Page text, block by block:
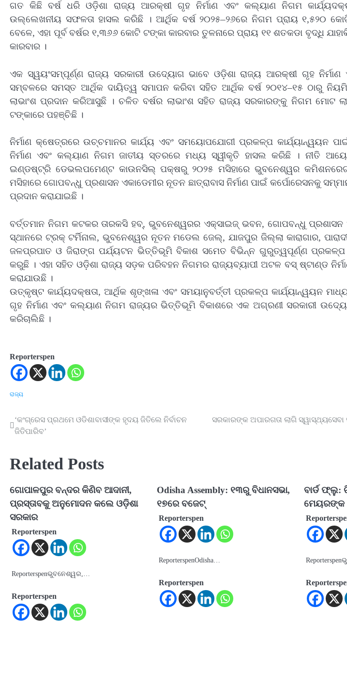
ଗତ କିଛି ବର୍ଷ ଧରି ଓଡ଼ିଶା ରାଜ୍ୟ ଆରକ୍ଷୀ ଗୃହ ନିର୍ମାଣ ଏବଂ କଲ୍ୟାଣ ନିଗମ
ଉଲ୍ଲେଖନୀୟ ସଫଳତା ହାସଲ କରିଛି । ଆର୍ଥିକ ବର୍ଷ ୨୦୨୫–୨୬ରେ ନିଗମ ପ୍ରାୟ ୧,୫୨୦
ବେଳେ, ଏହା ପୂର୍ବ ବର୍ଷର ୧,୩୬୬ କୋଟି ଟଙ୍କା କାରବାର ତୁଳନାରେ ପ୍ରାୟ ୧୧ ଶତକଡା ବୃଦ୍ଧି
କାରବାର ।
ଏକ ସ୍ୱୟଂସମ୍ପୂର୍ଣ୍ଣ ରାଜ୍ୟ ସରକାରୀ ଉଦ୍ୟୋଗ ଭାବେ ଓଡ଼ିଶା ରାଜ୍ୟ ଆରକ୍ଷୀ ଗୃହ
ସମ୍ବଳରେ ସମସ୍ତ ଆର୍ଥିକ ଦାୟିତ୍ୱ ସମାପନ କରିବା ସହିତ ଆର୍ଥିକ ବର୍ଷ ୨୦୧୪–୧୫ ଠାରୁ
ଲାଭାଂଶ ପ୍ରଦାନ କରିଆସୁଛି । ଚଳିତ ବର୍ଷର ଲାଭାଂଶ ସହିତ ରାଜ୍ୟ ସରକାରଙ୍କୁ ନିଗମ ମୋଟ
ଟଙ୍କାରେ ପହଞ୍ଚିଛି ।
ନିର୍ମାଣ କ୍ଷେତ୍ରରେ ଉଚ୍ଚମାନର କାର୍ଯ୍ୟ ଏବଂ ସମୟୋପଯୋଗୀ ପ୍ରକଳ୍ପ କାର୍ଯ୍ୟାନ୍ୱୟନ
ନିର୍ମାଣ ଏବଂ କଲ୍ୟାଣ ନିଗମ ଜାତୀୟ ସ୍ତରରେ ମଧ୍ୟ ସ୍ୱୀକୃତି ହାସଲ କରିଛି । ନୀତି
ଇଣ୍ଡଷ୍ଟ୍ରି ଡେଭଲପମେଣ୍ଟ କାଉନସିଲ୍ ପକ୍ଷରୁ ୨୦୨୫ ମସିହାରେ ଭୁବନେଶ୍ୱର
ମସିହାରେ ଗୋପବନ୍ଧୁ ପ୍ରଶାସନ ଏକାଡେମୀର ନୂତନ ଛାତ୍ରାବାସ ନିର୍ମାଣ ପାଇଁ କର୍ପୋରେସନକୁ
ପ୍ରଦାନ କରାଯାଇଛି ।
ବର୍ତ୍ତମାନ ନିଗମ କଟକର ତାରକସି ହବ୍‌, ଭୁବନେଶ୍ୱରର ଏକ୍ସାଇଜ୍ ଭବନ, ଗୋପବନ୍ଧୁ ପ୍ରଶାସନ
ସ୍ଥାନରେ ଟ୍ରକ୍ ଟର୍ମିନାଲ, ଭୁବନେଶ୍ୱର ନୂତନ ମଡେଲ ଜେଲ୍‌, ଯାଜପୁର ଜିଲ୍ଲା କାରାଗାର,
ଜଳପ୍ରପାତ ଓ ଜିରାଙ୍ଗ ପର୍ଯ୍ୟଟନ ଭିତ୍ତିଭୂମି ବିକାଶ ସମେତ ବିଭିନ୍ନ ଗୁରୁତ୍ୱପୂର୍ଣ୍ଣ ପ୍ରକଳ୍ପ
କରୁଛି । ଏହା ସହିତ ଓଡ଼ିଶା ରାଜ୍ୟ ସଡ଼କ ପରିବହନ ନିଗମର ରାଜ୍ୟବ୍ୟାପୀ ଅଟଳ ବସ୍ ଷ୍ଟାଣ୍ଡ
କରାଯାଉଛି ।
ଉତ୍କୃଷ୍ଟ କାର୍ଯ୍ୟଦକ୍ଷତା, ଆର୍ଥିକ ଶୃଙ୍ଖଳା ଏବଂ ସମୟାନୁବର୍ତ୍ତୀ ପ୍ରକଳ୍ପ କାର୍ଯ୍ୟାନ୍ୱୟନ
ଗୃହ ନିର୍ମାଣ ଏବଂ କଲ୍ୟାଣ ନିଗମ ରାଜ୍ୟର ଭିତ୍ତିଭୂମି ବିକାଶରେ ଏକ ଅଗ୍ରଣୀ ସରକାରୀ
କରିଚାଲିଛି ।
Reporterspen
ରାଜ୍ୟ
Post
‘କଂଗ୍ରେସ ପ୍ରଥମେ ଓଡିଶାବାସୀଙ୍କ ହୃଦୟ ଜିତିଲେ ନିର୍ବାଚନ
ଜିତିପାରିବ’
ସରକାରଙ୍କ ଅପାରଗତା ଲାଗି
Related Posts
ଗୋପାଳପୁର ବନ୍ଦର କିଣିବ ଆଦାନୀ,
ପ୍ରସ୍ତାବକୁ ଅନୁମୋଦନ କଲେ ଓଡ଼ିଶା
ସରକାର
Reporterspen
Reporterspenଭୁବନେଶ୍ୱର,…
Reporterspen
Odisha Assembly: ୧୩ରୁ ବିଧାନସଭା,
୧୭ରେ ବଜେଟ୍‍
Reporterspen
ReporterspenOdisha…
Reporterspen
ବାର୍ଡ ଫ୍ଲୁ:
ମେୟରଙ୍କ